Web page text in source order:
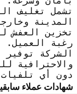
تشمل تغليف
المدينة
تخزين العفش
رغبة العميل.
الشركة
والاحترافية
دون أي
شهادات عملاء